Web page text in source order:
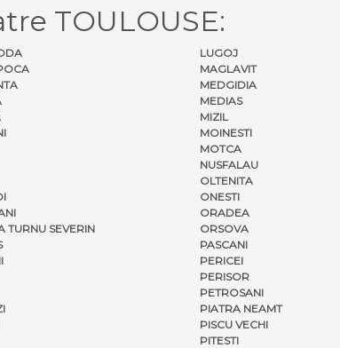
TOULOUSE:
TURNU SEVERIN
LUGOJ
MAGLAVIT
MEDGIDIA
MEDIAS
MIZIL
MOINESTI
MOTCA
NUSFALAU
OLTENITA
ONESTI
ORADEA
ORSOVA
PASCANI
PERICEI
PERISOR
PETROSANI
PIATRA NEAMT
PISCU VECHI
PITESTI